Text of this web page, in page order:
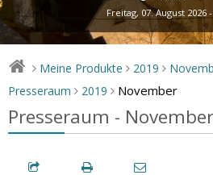
Freitag, 07. August 2026
> Meine Produkte > 2019 >
Presseraum > 2019 > November
Presseraum -